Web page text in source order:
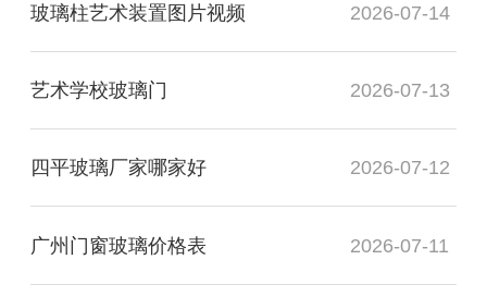
玻璃柱艺术装置图片视频 2026-07-14
艺术学校玻璃门 2026-07-13
四平玻璃厂家哪家好 2026-07-12
广州门窗玻璃价格表 2026-07-11